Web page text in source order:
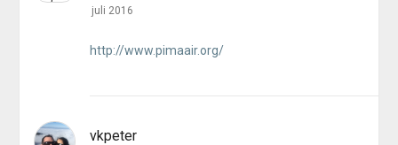
juli 2016
http://www.pimaair.org/
vkpeter